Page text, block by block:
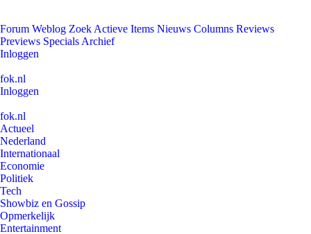
Forum Weblog Zoek Actieve Items Nieuws Columns Reviews
Previews Specials Archief
Inloggen
fok.nl
Inloggen
fok.nl
Actueel
Nederland
Internationaal
Economie
Politiek
Tech
Showbiz en Gossip
Opmerkelijk
Entertainment